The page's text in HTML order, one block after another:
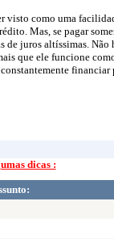
visto como uma
Mas, se pagar
de juros altíssimas. Não
que ele funcione
financiar
dicas :